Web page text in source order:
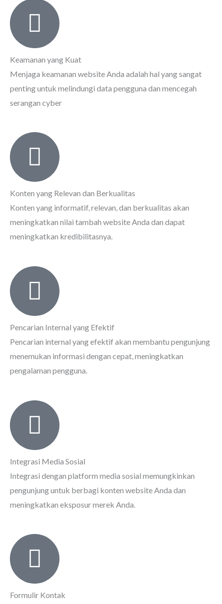
Keamanan yang Kuat
Menjaga keamanan website Anda adalah hal yang sangat
penting untuk melindungi data pengguna dan mencegah
serangan cyber
Konten yang Relevan dan Berkualitas
Konten yang informatif, relevan, dan berkualitas akan
meningkatkan nilai tambah website Anda dan dapat
meningkatkan kredibilitasnya.
Pencarian Internal yang Efektif
Pencarian internal yang efektif akan membantu pengunjung
menemukan informasi dengan cepat, meningkatkan
pengalaman pengguna.
Integrasi Media Sosial
Integrasi dengan platform media sosial memungkinkan
pengunjung untuk berbagi konten website Anda dan
meningkatkan eksposur merek Anda.
Formulir Kontak